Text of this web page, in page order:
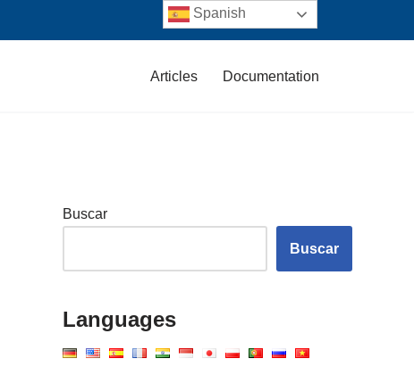
Articles Documentation
Buscar
Buscar
Languages
Spanish